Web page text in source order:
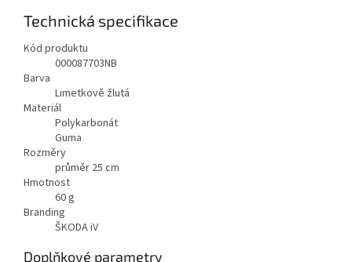
Technická specifikace
Kód produktu
000087703NB
Barva
Limetkově žlutá
Materiál
Polykarbonát
Guma
Rozměry
průměr 25 cm
Hmotnost
60g
Branding
ŠKODA iV
Doplňkové parametry